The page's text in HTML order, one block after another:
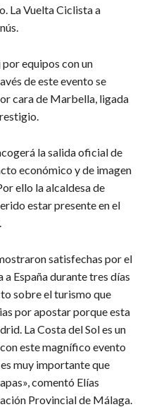
La Vuelta Ciclista a
equipos con un
de este evento se
cara de Marbella, ligada
la salida oficial de
económico y de imagen
ello la alcaldesa de
estar presente en el
satisfechas por el
España durante tres días
sobre el turismo que
por apostar porque esta
La Costa del Sol es un
este magnífico evento
muy importante que
comentó Elías
Provincial de Málaga.